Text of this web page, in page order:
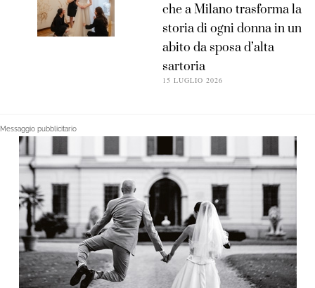
che a Milano trasforma la
storia di ogni donna in un
abito da sposa d’alta
sartoria
15 LUGLIO 2026
Messaggio pubblicitario